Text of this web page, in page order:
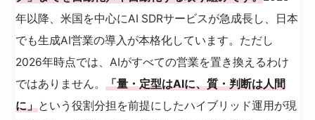
年以降、米国を中心にAI SDRサービスが急成長し、日本
でも生成AI営業の導入が本格化しています。ただし
2026年時点では、AIがすべての営業を置き換えるわけ
ではありません。「量・定型はAIに、質・判断は人間
に」という役割分担を前提にしたハイブリッド運用が現